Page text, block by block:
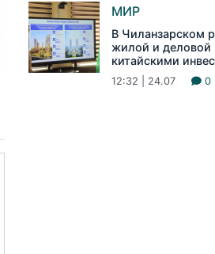
МИР
В Чиланзарском
жилой и деловой
китайскими
12:32 | 24.07 0